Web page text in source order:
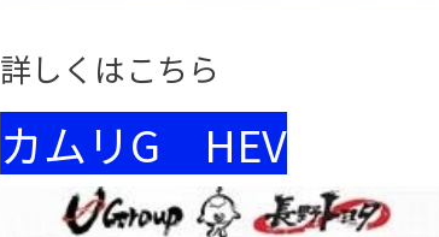
詳しくはこちら
カムリG HEV